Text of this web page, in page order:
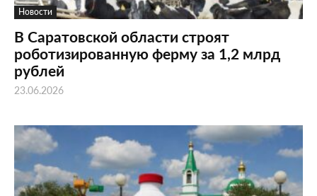
Новости
В Саратовской области строят
роботизированную ферму за 1,2 млрд
рублей
23.06.2026